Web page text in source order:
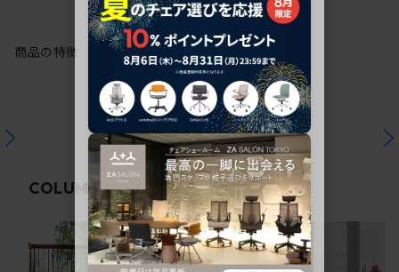
商品の特徴
COLUMN関連コラム